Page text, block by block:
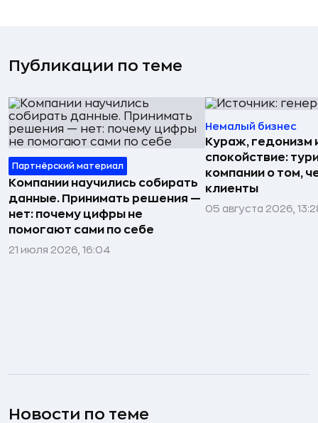
Публикации по теме
Партнёрский материал
Компании научились собирать
данные. Принимать решения —
нет: почему цифры не
помогают сами по себе
21 июля 2026, 16:04
Немалый бизнес
Кураж, гедонизм
спокойствие:
компании о том,
клиенты
05 августа 2026,
Новости по теме